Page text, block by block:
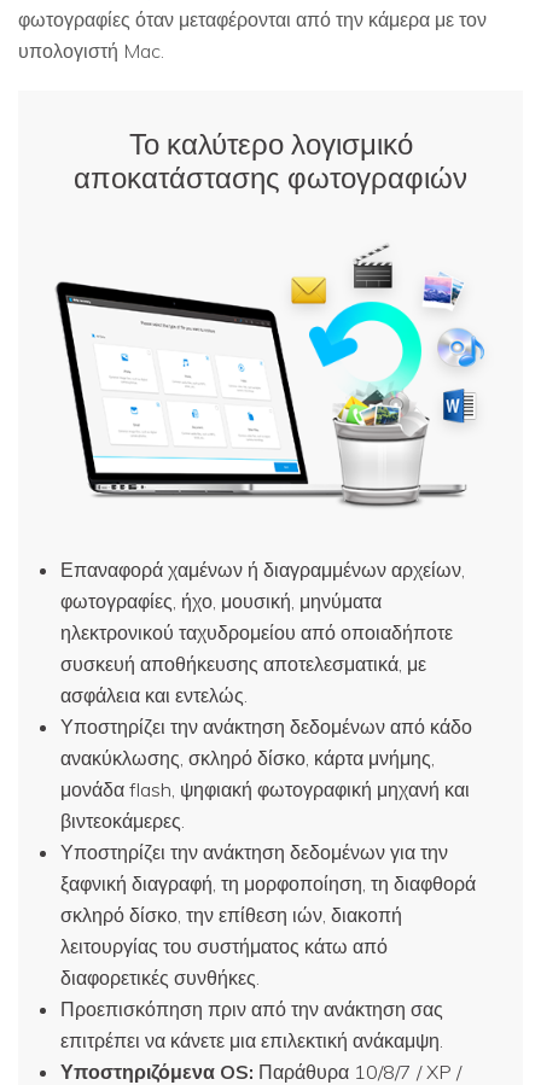
φωτογραφίες όταν μεταφέρονται από την κάμερα με τον
υπολογιστή Mac.
Το καλύτερο λογισμικό
αποκατάστασης φωτογραφιών
Επαναφορά χαμένων ή διαγραμμένων αρχείων,
φωτογραφίες, ήχο, μουσική, μηνύματα
ηλεκτρονικού ταχυδρομείου από οποιαδήποτε
συσκευή αποθήκευσης αποτελεσματικά, με
ασφάλεια και εντελώς.
Υποστηρίζει την ανάκτηση δεδομένων από κάδο
ανακύκλωσης, σκληρό δίσκο, κάρτα μνήμης,
μονάδα flash, ψηφιακή φωτογραφική μηχανή και
βιντεοκάμερες.
Υποστηρίζει την ανάκτηση δεδομένων για την
ξαφνική διαγραφή, τη μορφοποίηση, τη διαφθορά
σκληρό δίσκο, την επίθεση ιών, διακοπή
λειτουργίας του συστήματος κάτω από
διαφορετικές συνθήκες.
Προεπισκόπηση πριν από την ανάκτηση σας
επιτρέπει να κάνετε μια επιλεκτική ανάκαμψη.
Υποστηριζόμενα OS: Παράθυρα 10/8/7 / XP /